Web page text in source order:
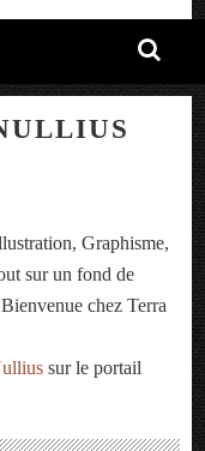
Graphisme,
sur un fond de
chez Terra
sur le portail